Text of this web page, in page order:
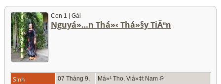
Con 1 | Gái
Nguyá»…n Thá»‹ Thá»§y TiÃªn
Sinh 07 Tháng 9, Má»¹ Tho, Viá»‡t Nam